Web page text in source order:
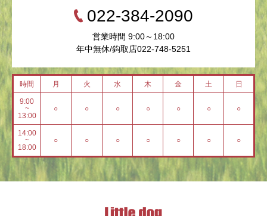
022-384-2090
営業時間 9:00～18:00
年中無休/鈎取店022-748-5251
時間 月 火 水 木 金 土 日
9:00
~
13:00
○ ○ ○ ○ ○ ○ ○
14:00
~
18:00
○ ○ ○ ○ ○ ○ ○